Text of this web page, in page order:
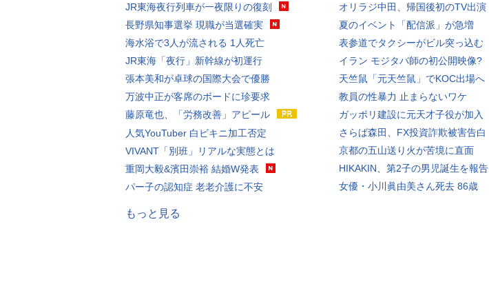
JR東海夜行列車が一夜限りの復刻
長野県知事選挙 現職が当選確実
海水浴で3人が流される 1人死亡
JR東海「夜行」新幹線が初運行
張本美和が卓球の国際大会で優勝
万波中正が客席のボードに珍要求
藤原竜也、「労務改善」アピール
人気YouTuber 白ビキニ加工否定
VIVANT「別班」リアルな実態とは
重岡大毅&濱田崇裕 結婚W発表
パー子の認知症 老老介護に不安
オリラジ中田、帰国後初のTV出演
夏のイベント「配信派」が急増
表参道でタクシーがビル突っ込む
イラン モジタバ師の初公開映像?
天竺鼠「元天竺鼠」でKOC出場へ
教員の性暴力 止まらないワケ
ガッポリ建設に元天才子役が加入
さらば森田、FX投資詐欺被害告白
京都の五山送り火が苦境に直面
HIKAKIN、第2子の男児誕生を報告
女優・小川眞由美さん死去 86歳
もっと見る